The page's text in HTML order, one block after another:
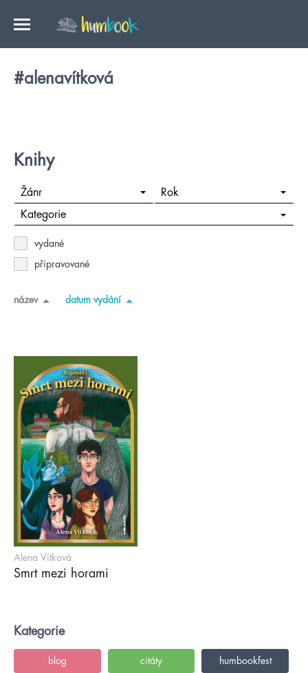
#alenavítková
Knihy
Žánr Rok
Kategorie
vydané
připravované
název datum vydání
Alena Vítková
Smrt mezi horami
Kategorie
blog citáty humbookfest